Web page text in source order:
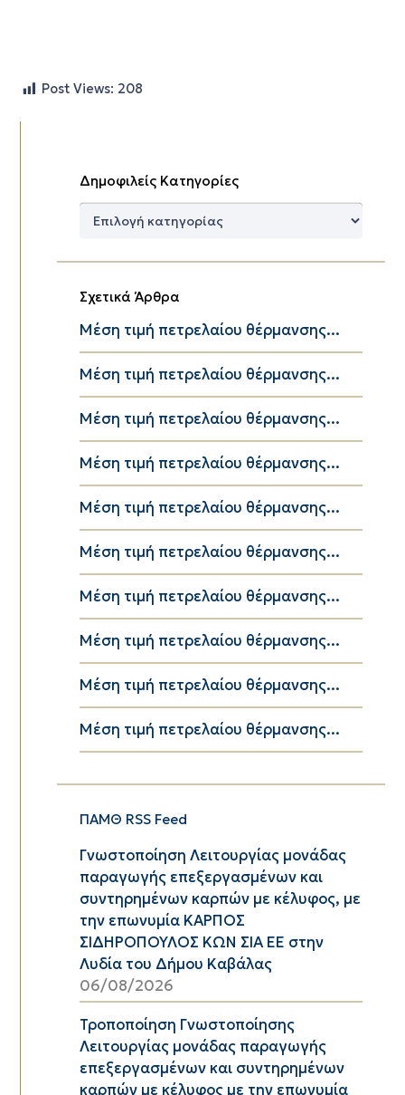
Post Views: 208
Δημοφιλείς Κατηγορίες
Δημοφιλείς
Σχετικά Άρθρα
Μέση τιμή πετρελαίου θέρμανσης...
Μέση τιμή πετρελαίου θέρμανσης...
Μέση τιμή πετρελαίου θέρμανσης...
Μέση τιμή πετρελαίου θέρμανσης...
Μέση τιμή πετρελαίου θέρμανσης...
Μέση τιμή πετρελαίου θέρμανσης...
Μέση τιμή πετρελαίου θέρμανσης...
Μέση τιμή πετρελαίου θέρμανσης...
Μέση τιμή πετρελαίου θέρμανσης...
Μέση τιμή πετρελαίου θέρμανσης...
ΠΑΜΘ RSS Feed
Γνωστοποίηση Λειτουργίας μονάδας
παραγωγής επεξεργασμένων και
συντηρημένων καρπών με κέλυφος, με
την επωνυμία ΚΑΡΠΟΣ
ΣΙΔΗΡΟΠΟΥΛΟΣ ΚΩΝ ΣΙΑ ΕΕ στην
Λυδία του Δήμου Καβάλας
06/08/2026
Τροποποίηση Γνωστοποίησης
Λειτουργίας μονάδας παραγωγής
επεξεργασμένων και συντηρημένων
καρπών με κέλυφος με την επωνυμία